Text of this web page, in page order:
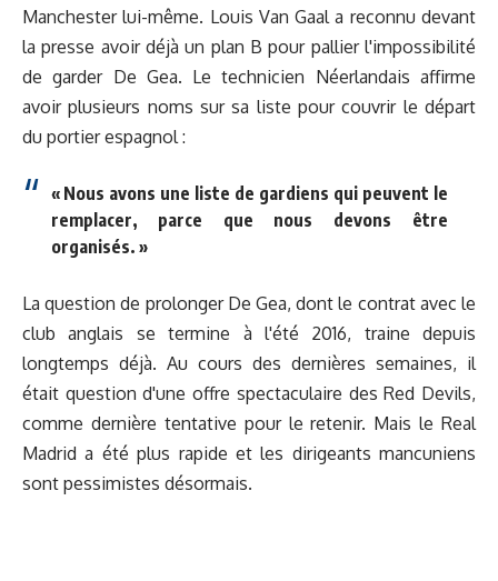
Manchester lui-même. Louis Van Gaal a reconnu devant
la presse avoir déjà un plan B pour pallier l'impossibilité
de garder De Gea. Le technicien Néerlandais affirme
avoir plusieurs noms sur sa liste pour couvrir le départ
du portier espagnol :
« Nous avons une liste de gardiens qui peuvent le
remplacer, parce que nous devons être
organisés. »
La question de prolonger De Gea, dont le contrat avec le
club anglais se termine à l'été 2016, traine depuis
longtemps déjà. Au cours des dernières semaines, il
était question d'une offre spectaculaire des Red Devils,
comme dernière tentative pour le retenir. Mais le Real
Madrid a été plus rapide et les dirigeants mancuniens
sont pessimistes désormais.